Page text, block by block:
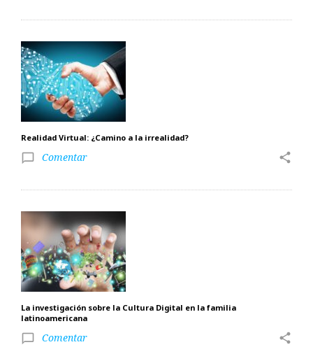
Realidad Virtual: ¿Camino a la irrealidad?
chat_bubble_outline Comentar share
La investigación sobre la Cultura Digital en la familia
latinoamericana
chat_bubble_outline Comentar share